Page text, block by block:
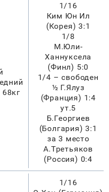
68кг
1/16
Ким Юн Ил
(Корея) 3:1
1/8
М.Юли-
Ханнуксела
(Финл) 5:0
1/4 – свободен
½ Г.Ялуз
(Франция) 1:4
ут.5
Б.Георгиев
(Болгария) 3:1
за 3 место
А.Третьяков
(Россия) 0:4
1/16